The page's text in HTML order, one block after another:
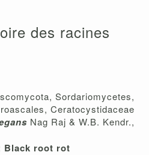
des racines
Sordariomycetes,
Ceratocystidaceae
Nag Raj & W.B. Kendr.,
Black root rot